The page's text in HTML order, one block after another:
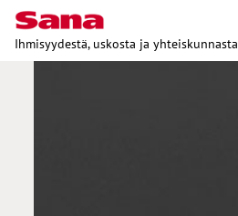
Ihmisyydestä, uskosta ja yhteiskunnasta